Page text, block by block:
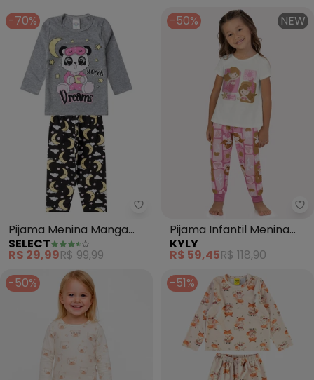
-70%
Select - Pijama Menina Manga
Pijama Menina Manga
Longa Meia Malha (Cinza)
SELECT
R$ 29,99R$ 99,99
-50% NEW
Pijama Infantil Menina
Sereias (Off White)
KYLY
R$ 59,45R$ 118,90
-50%
-51%